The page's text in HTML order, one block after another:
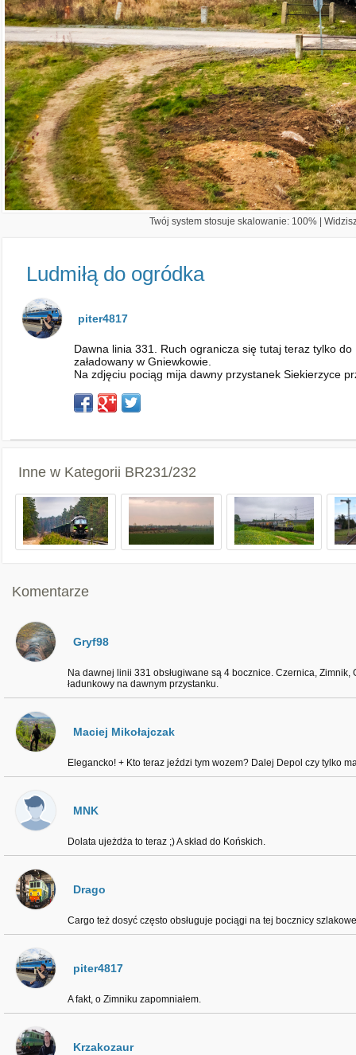
Twój system stosuje skalowanie: 100% |
Ludmiłą do ogródka
piter4817
Dawna linia 331. Ruch ogranicza się tutaj teraz tylko do
załadowany w Gniewkowie.
Na zdjęciu pociąg mija dawny przystanek Siekierzyce
Inne w Kategorii BR231/232
Komentarze
Gryf98
Na dawnej linii 331 obsługiwane są 4 bocznice. Czernica,
ładunkowy na dawnym przystanku.
Maciej Mikołajczak
Elegancko! + Kto teraz jeździ tym wozem? Dalej Depol czy tylko
MNK
Dolata ujeżdża to teraz ;) A skład do Końskich.
Drago
Cargo też dosyć często obsługuje pociągi na tej bocznicy
piter4817
A fakt, o Zimniku zapomniałem.
Krzakozaur